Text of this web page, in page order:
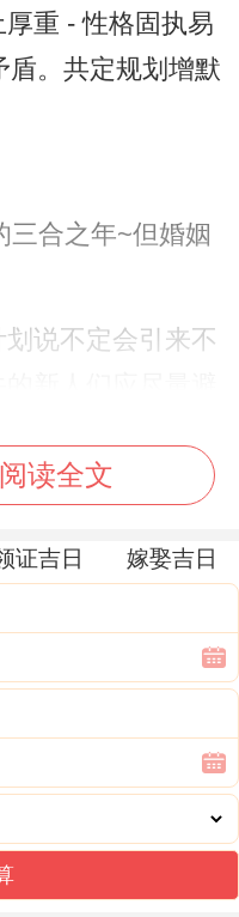
重 - 性格固执易
盾。共定规划增默
三合之年~但婚姻
说不定会引来不
实的心态迎接婚
与羊（未）、狗
相害。
新人们应尽量避
日子。再结婚时
羊、属狗、属马
利影响.
鸡的做伴郎伴郎
读全文
证吉日 嫁娶吉日